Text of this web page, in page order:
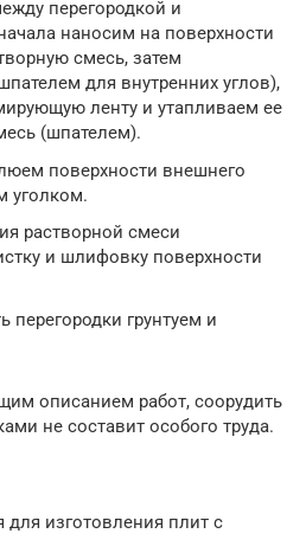
перегородкой и
наносим на поверхности
смесь, затем
для внутренних углов),
ленту и утапливаем ее
(шпателем).
поверхности внешнего
уголком.
растворной смеси
и шлифовку поверхности
перегородки грунтуем и
описанием работ, соорудить
не составит особого труда.
для изготовления плит с